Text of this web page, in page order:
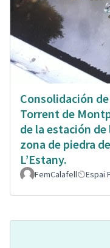
Consolidación
Torrent de
de la estación
zona de piedra
L’Estany.
FemCalafell Espai